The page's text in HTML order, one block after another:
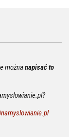
możnanapisać to